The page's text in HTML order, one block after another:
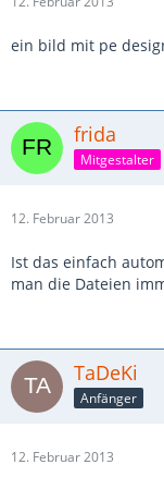
ein bild mit pe
frida
Mitgestalter
12. Februar 2013
Ist das einfach
man die Dateien
TaDeKi
Anfänger
12. Februar 2013